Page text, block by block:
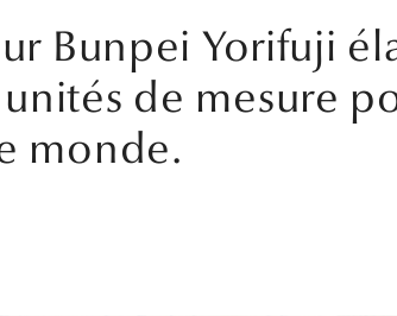
Bunpei Yorifuji
de mesure
monde.